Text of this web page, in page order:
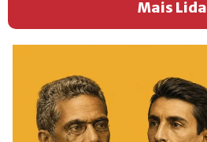
Mais